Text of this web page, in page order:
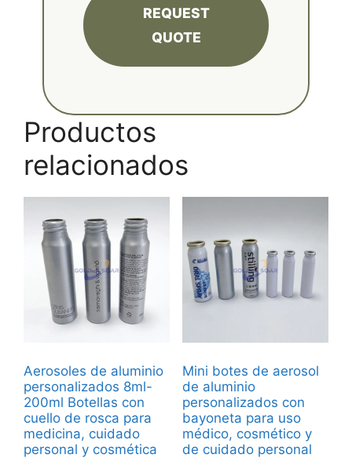
REQUEST
QUOTE
Productos
relacionados
Aerosoles de aluminio
personalizados 8ml-
200ml Botellas con
cuello de rosca para
medicina, cuidado
personal y cosmética
Mini botes de aerosol
de aluminio
personalizados con
bayoneta para uso
médico, cosmético y
de cuidado personal